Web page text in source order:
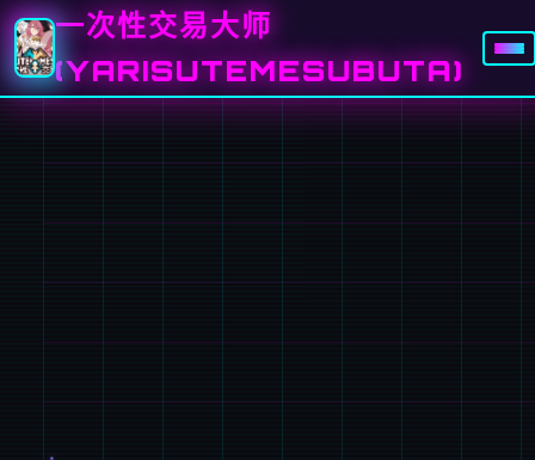
一次性交易大师
(YARISUTEMESUBUTA)